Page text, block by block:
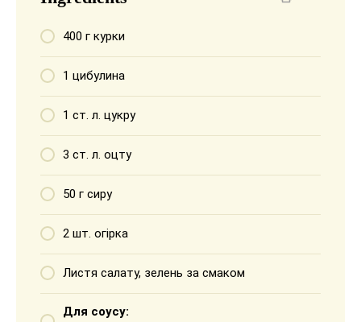
400 г курки
1 цибулина
1 ст. л. цукру
3 ст. л. оцту
50 г сиру
2 шт. огірка
Листя салату, зелень за смаком
Для соусу: